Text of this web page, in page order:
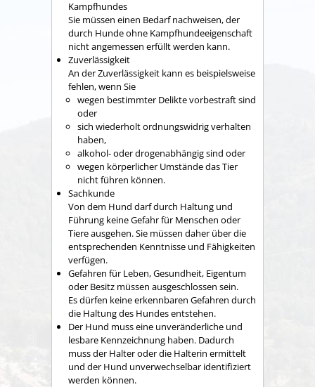
Kampfhundes
Sie müssen einen Bedarf nachweisen, der
durch Hunde ohne Kampfhundeeigenschaft
nicht angemessen erfüllt werden kann.
Zuverlässigkeit
An der Zuverlässigkeit kann es beispielsweise
fehlen, wenn Sie
wegen bestimmter Delikte vorbestraft sind
oder
sich wiederholt ordnungswidrig verhalten
haben,
alkohol- oder drogenabhängig sind oder
wegen körperlicher Umstände das Tier
nicht führen können.
Sachkunde
Von dem Hund darf durch Haltung und
Führung keine Gefahr für Menschen oder
Tiere ausgehen. Sie müssen daher über die
entsprechenden Kenntnisse und Fähigkeiten
verfügen.
Gefahren für Leben, Gesundheit, Eigentum
oder Besitz müssen ausgeschlossen sein.
Es dürfen keine erkennbaren Gefahren durch
die Haltung des Hundes entstehen.
Der Hund muss eine unveränderliche und
lesbare Kennzeichnung haben. Dadurch
muss der Halter oder die Halterin ermittelt
und der Hund unverwechselbar identifiziert
werden können.